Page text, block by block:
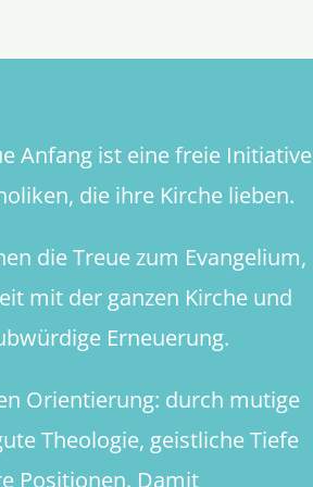
Anfang ist eine freie Initiative
die ihre Kirche lieben.
die Treue zum Evangelium,
mit der ganzen Kirche und
Erneuerung.
Orientierung: durch mutige
Theologie, geistliche Tiefe
Positionen. Damit